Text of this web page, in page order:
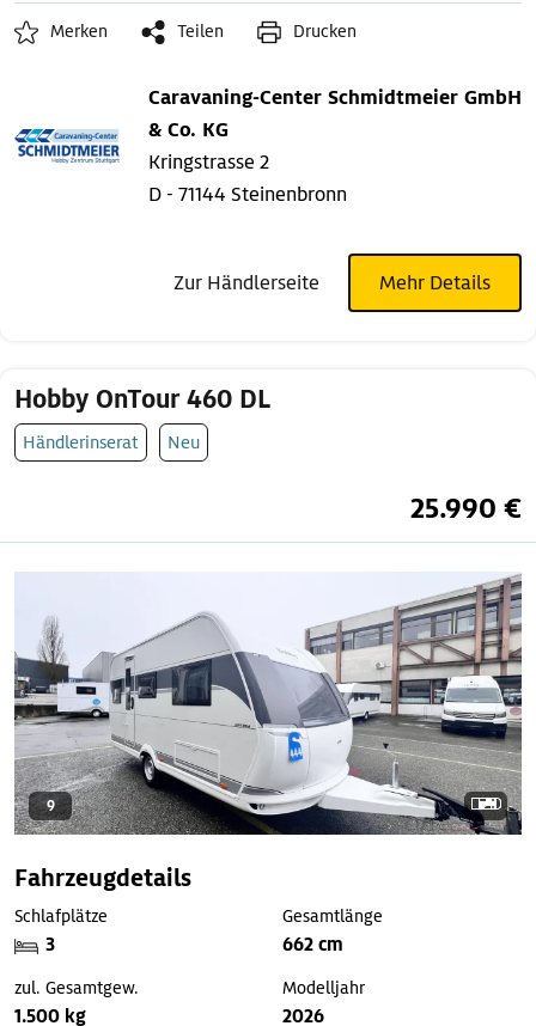
Merken Teilen Drucken
Caravaning-Center Schmidtmeier GmbH
& Co. KG
Kringstrasse 2
D - 71144 Steinenbronn
Zur Händlerseite Mehr Details
Hobby OnTour 460 DL
Händlerinserat Neu
25.990 €
9
Fahrzeugdetails
Schlafplätze
3
Gesamtlänge
662 cm
zul. Gesamtgew.
1.500 kg
Modelljahr
2026